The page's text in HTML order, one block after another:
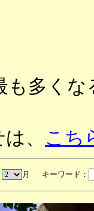
多く
、 こち
月 キーワード：